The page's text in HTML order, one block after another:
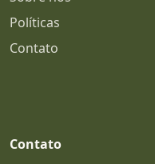
Políticas
Contato
Contato